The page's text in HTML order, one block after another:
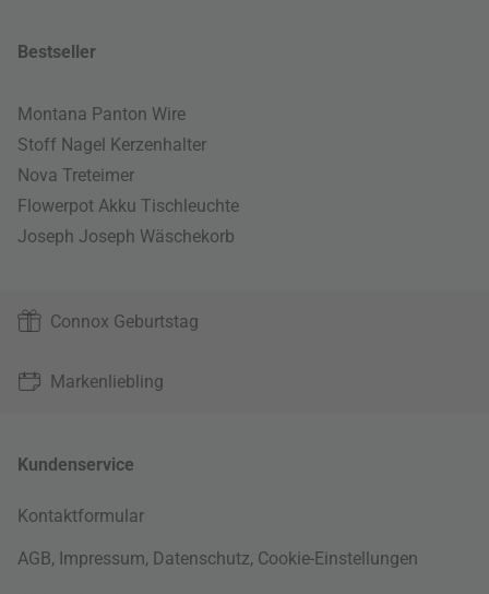
Bestseller
Montana Panton Wire
Stoff Nagel Kerzenhalter
Nova Treteimer
Flowerpot Akku Tischleuchte
Joseph Joseph Wäschekorb
Connox Geburtstag
Markenliebling
Kundenservice
Kontaktformular
AGB, Impressum, Datenschutz, Cookie-Einstellungen